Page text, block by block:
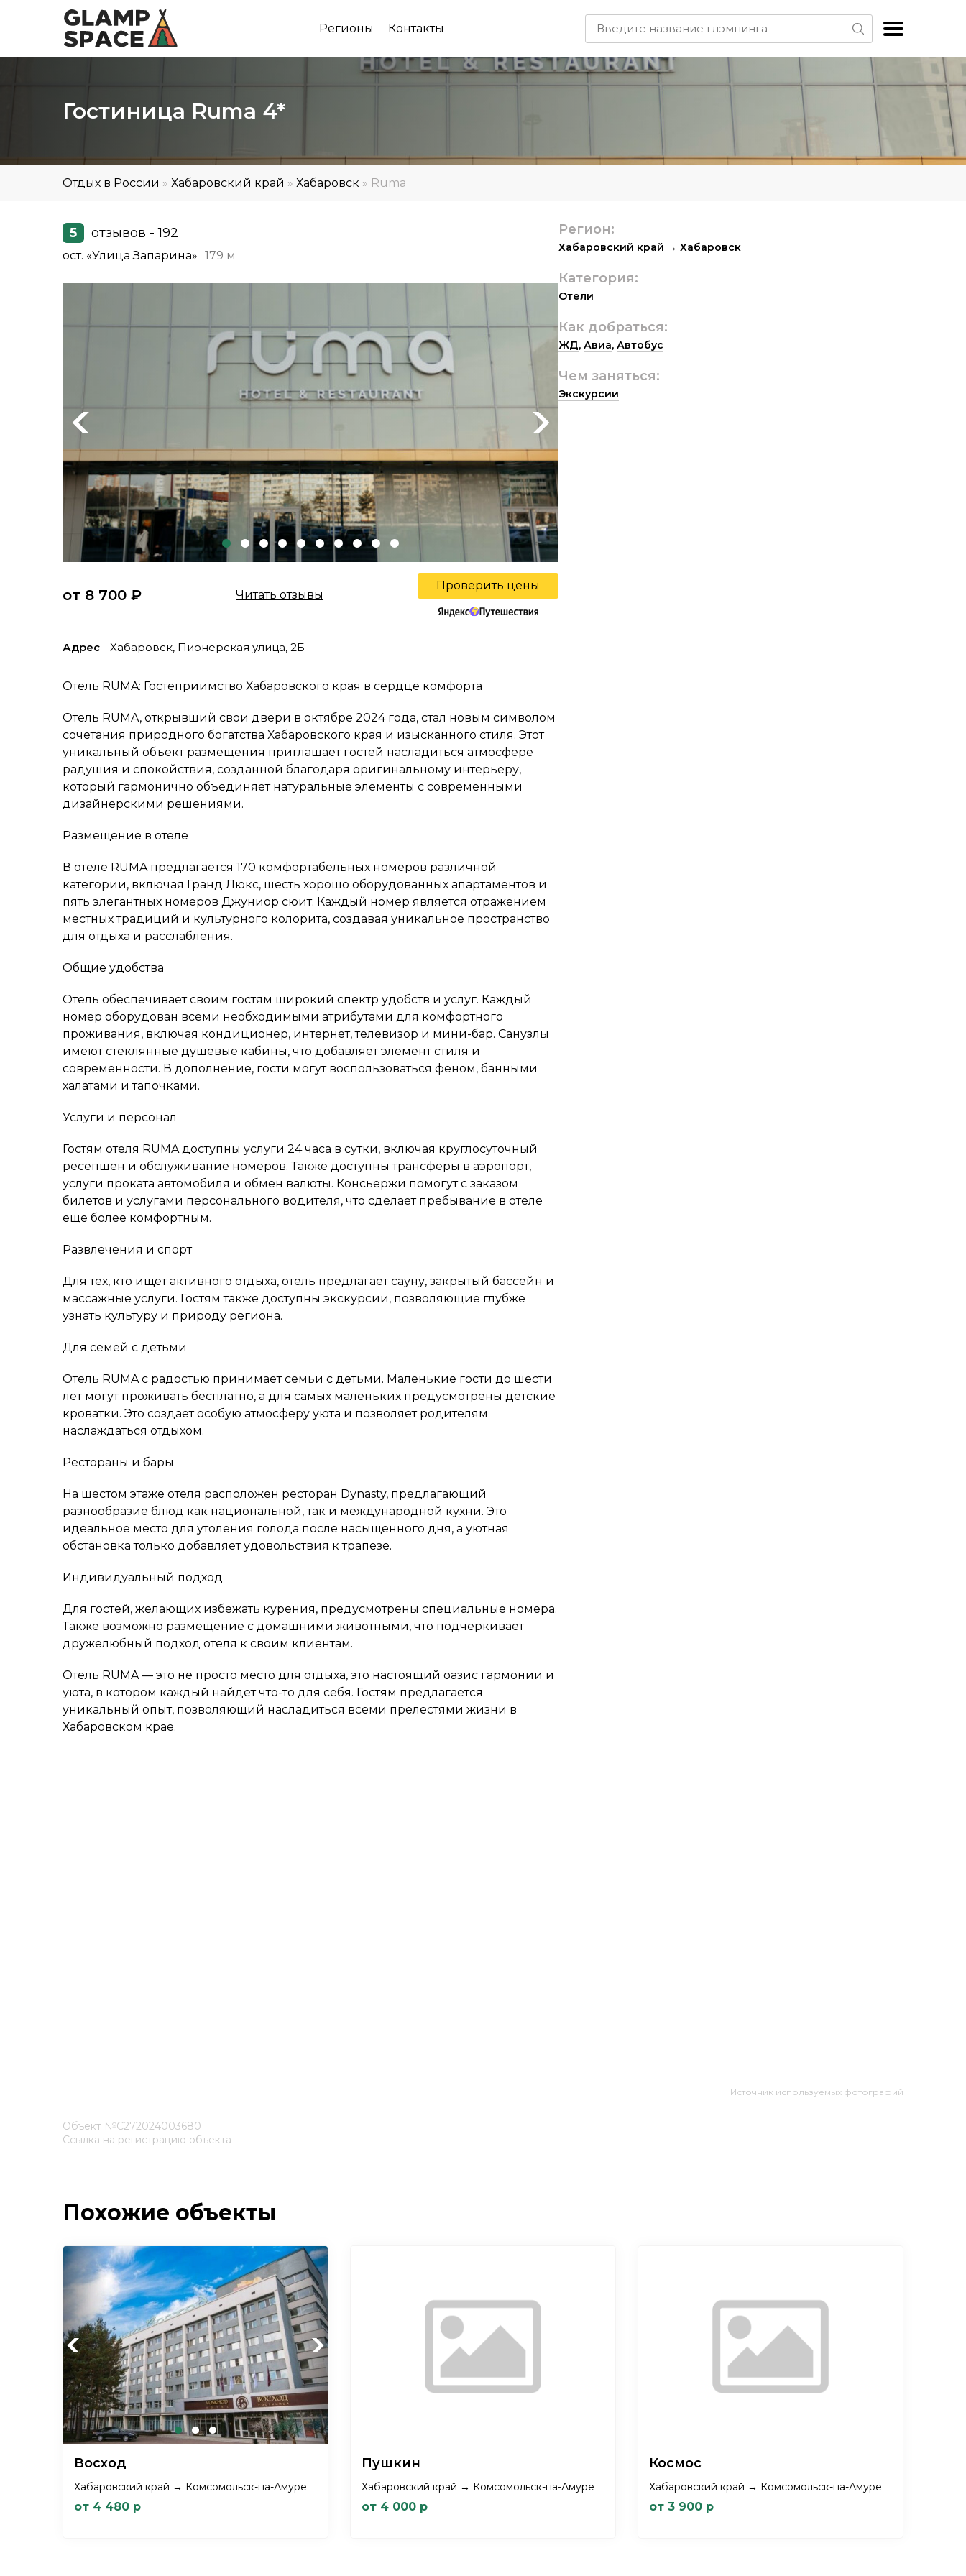
Регионы Контакты
Гостиница Ruma 4*
Отдых в России » Хабаровский край » Хабаровск » Ruma
5 отзывов - 192
ост. «Улица Запарина» 179 м
Previous Next
от 8 700 ₽ Читать отзывы
Проверить цены
Адрес - Хабаровск, Пионерская улица, 2Б
Отель RUMA: Гостеприимство Хабаровского края в сердце комфорта
Отель RUMA, открывший свои двери в октябре 2024 года, стал новым символом
сочетания природного богатства Хабаровского края и изысканного стиля. Этот
уникальный объект размещения приглашает гостей насладиться атмосфере
радушия и спокойствия, созданной благодаря оригинальному интерьеру,
который гармонично объединяет натуральные элементы с современными
дизайнерскими решениями.
Размещение в отеле
В отеле RUMA предлагается 170 комфортабельных номеров различной
категории, включая Гранд Люкс, шесть хорошо оборудованных апартаментов и
пять элегантных номеров Джуниор сюит. Каждый номер является отражением
местных традиций и культурного колорита, создавая уникальное пространство
для отдыха и расслабления.
Общие удобства
Отель обеспечивает своим гостям широкий спектр удобств и услуг. Каждый
номер оборудован всеми необходимыми атрибутами для комфортного
проживания, включая кондиционер, интернет, телевизор и мини-бар. Санузлы
имеют стеклянные душевые кабины, что добавляет элемент стиля и
современности. В дополнение, гости могут воспользоваться феном, банными
халатами и тапочками.
Услуги и персонал
Гостям отеля RUMA доступны услуги 24 часа в сутки, включая круглосуточный
ресепшен и обслуживание номеров. Также доступны трансферы в аэропорт,
услуги проката автомобиля и обмен валюты. Консьержи помогут с заказом
билетов и услугами персонального водителя, что сделает пребывание в отеле
еще более комфортным.
Развлечения и спорт
Для тех, кто ищет активного отдыха, отель предлагает сауну, закрытый бассейн и
массажные услуги. Гостям также доступны экскурсии, позволяющие глубже
узнать культуру и природу региона.
Для семей с детьми
Отель RUMA с радостью принимает семьи с детьми. Маленькие гости до шести
лет могут проживать бесплатно, а для самых маленьких предусмотрены детские
кроватки. Это создает особую атмосферу уюта и позволяет родителям
наслаждаться отдыхом.
Рестораны и бары
На шестом этаже отеля расположен ресторан Dynasty, предлагающий
разнообразие блюд как национальной, так и международной кухни. Это
идеальное место для утоления голода после насыщенного дня, а уютная
обстановка только добавляет удовольствия к трапезе.
Индивидуальный подход
Для гостей, желающих избежать курения, предусмотрены специальные номера.
Также возможно размещение с домашними животными, что подчеркивает
дружелюбный подход отеля к своим клиентам.
Отель RUMA — это не просто место для отдыха, это настоящий оазис гармонии и
уюта, в котором каждый найдет что-то для себя. Гостям предлагается
уникальный опыт, позволяющий насладиться всеми прелестями жизни в
Хабаровском крае.
Регион:
Хабаровский край → Хабаровск
Категория:
Отели
Как добраться:
ЖД, Авиа, Автобус
Чем заняться:
Экскурсии
Источник используемых фотографий
Объект №С272024003680
Ссылка на регистрацию объекта
Похожие объекты
Previous Next
Восход
Хабаровский край → Комсомольск-на-Амуре
от 4 480 р
Пушкин
Хабаровский край → Комсомольск-на-Амуре
от 4 000 р
Космос
Хабаровский край → Комсомольск-на-Амуре
от 3 900 р